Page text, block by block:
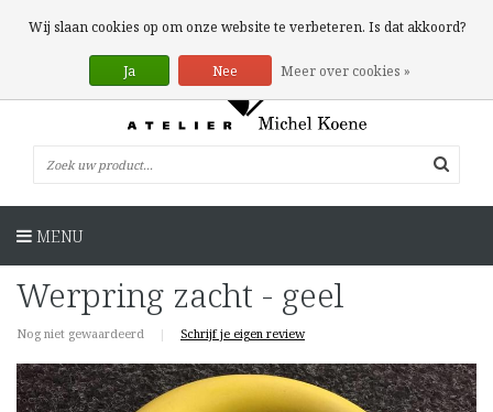
0 Artikelen
MENU
Werpring zacht - geel
Nog niet gewaardeerd | Schrijf je eigen review
Wij slaan cookies op om onze website te verbeteren. Is dat akkoord?
Ja Nee Meer over cookies »